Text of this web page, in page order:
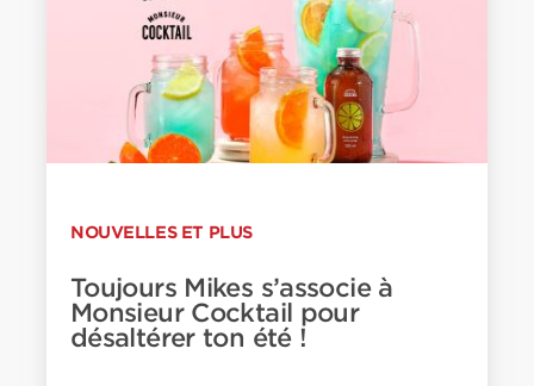
NOUVELLES ET PLUS
Toujours Mikes s’associe à
Monsieur Cocktail pour
désaltérer ton été !